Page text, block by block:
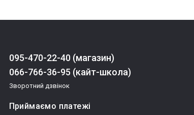
095-470-22-40 (магазин)
066-766-36-95 (кайт-школа)
Зворотний дзвінок
Приймаємо платежі